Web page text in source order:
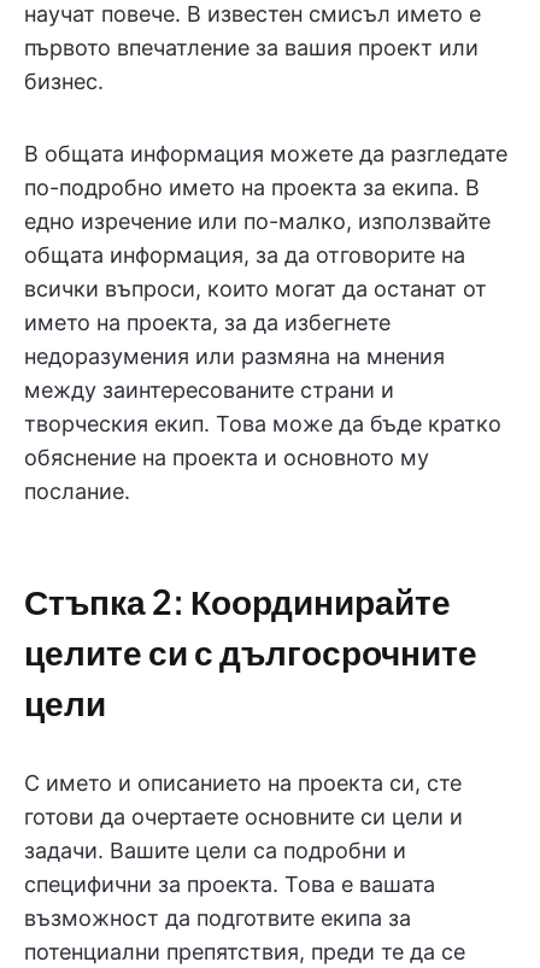
научат повече. В известен смисъл името е
първото впечатление за вашия проект или
бизнес.
В общата информация можете да разгледате
по-подробно името на проекта за екипа. В
едно изречение или по-малко, използвайте
общата информация, за да отговорите на
всички въпроси, които могат да останат от
името на проекта, за да избегнете
недоразумения или размяна на мнения
между заинтересованите страни и
творческия екип. Това може да бъде кратко
обяснение на проекта и основното му
послание.
Стъпка 2: Координирайте
целите си с дългосрочните
цели
С името и описанието на проекта си, сте
готови да очертаете основните си цели и
задачи. Вашите цели са подробни и
специфични за проекта. Това е вашата
възможност да подготвите екипа за
потенциални препятствия, преди те да се